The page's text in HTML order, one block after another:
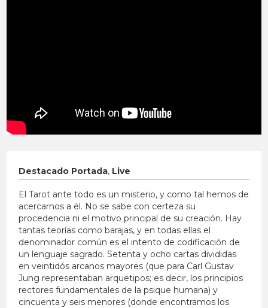
Destacado Portada, Live
El Tarot ante todo es un misterio, y como tal hemos de
acercarnos a él. No se sabe con certeza su
procedencia ni el motivo principal de su creación. Hay
tantas teorías como barajas, y en todas ellas el
denominador común es el intento de codificación de
un lenguaje sagrado. Setenta y ocho cartas divididas
en veintidós arcanos mayores (que para Carl Gustav
Jung representaban arquetipos; es decir, los principios
rectores fundamentales de la psique humana) y
cincuenta y seis menores (donde encontramos los